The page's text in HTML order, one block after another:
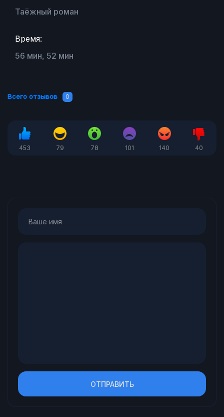
Таёжный роман
Время:
56 мин, 52 мин
Всего отзывов 0
453 79 78 101 140 40
ОТПРАВИТЬ